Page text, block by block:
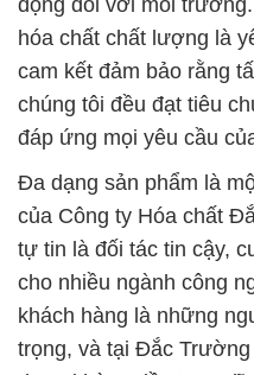
# Nhà thương mại §
> Kali Tím Granulated
# Địa chỉ cung cấp Þ
> Kali Tím Granulated
# Địa chỉ cung cấp ß
Tím > Kali Tím
# Đơn vị cung cấp –
> Kali Tím Granulated
# Cty chuyên kinh
Thuốc Tím > Kali Tím
# Nơi chuyên cung cấp